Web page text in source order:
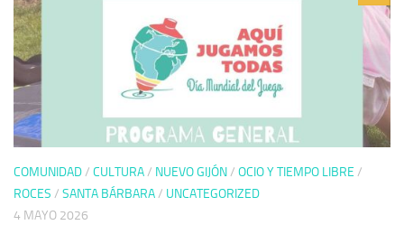
COMUNIDAD/ CULTURA/ NUEVO GIJÓN/ OCIO Y TIEMPO LIBRE /
ROCES / SANTA BÁRBARA/ UNCATEGORIZED
4 MAYO 2026